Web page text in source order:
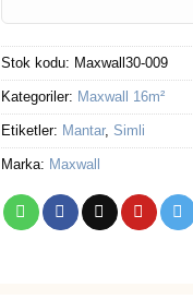
Stok kodu: Maxwall30-009
Kategoriler: Maxwall 16m²
Etiketler: Mantar, Simli
Marka: Maxwall